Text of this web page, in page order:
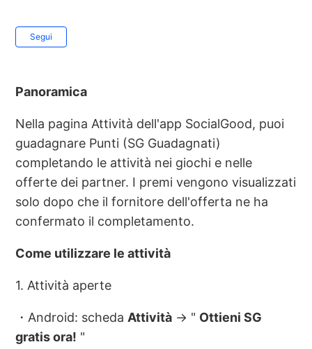
Segui
Panoramica
Nella pagina Attività dell'app SocialGood, puoi
guadagnare Punti (SG Guadagnati)
completando le attività nei giochi e nelle
offerte dei partner. I premi vengono visualizzati
solo dopo che il fornitore dell'offerta ne ha
confermato il completamento.
Come utilizzare le attività
1. Attività aperte
・Android: schedaAttività → " Ottieni SG
gratis ora! "